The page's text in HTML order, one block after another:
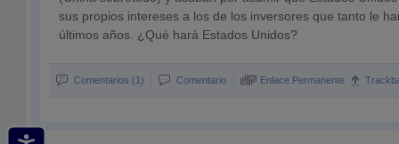
sus propios intereses a los de los inversores que tanto le
últimos años. ¿Qué hará Estados Unidos?
Comentarios (1) Comentario Enlace Permanente